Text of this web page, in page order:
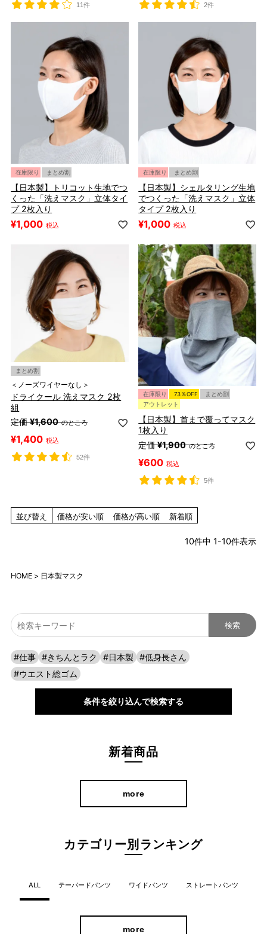
11件 2件
在庫限り まとめ割
【日本製】トリコット生地でつ
くった「洗えマスク」立体タイ
プ 2枚入り
¥1,000 税込
在庫限り まとめ割
【日本製】シェルタリング生地
でつくった「洗えマスク」立体
タイプ 2枚入り
¥1,000 税込
まとめ割
＜ノーズワイヤーなし＞
ドライクール 洗えマスク 2枚
組
定価 ¥1,600 のところ
¥1,400 税込
52件
在庫限り 73％OFF
まとめ割
アウトレット
【日本製】首まで覆ってマスク
1枚入り
定価 ¥1,900 のところ
¥600 税込
5件
並び替え 価格が安い順 価格が高い順 新着順
10件中 1-10件表示
HOME 日本製マスク
#仕事 #きちんとラク #日本製
#低身長さん
#ウエスト総ゴム
条件を絞り込んで検索する
新着商品
more
カテゴリー別ランキング
ALL テーパードパンツ ワイドパンツ ストレートパンツ
more